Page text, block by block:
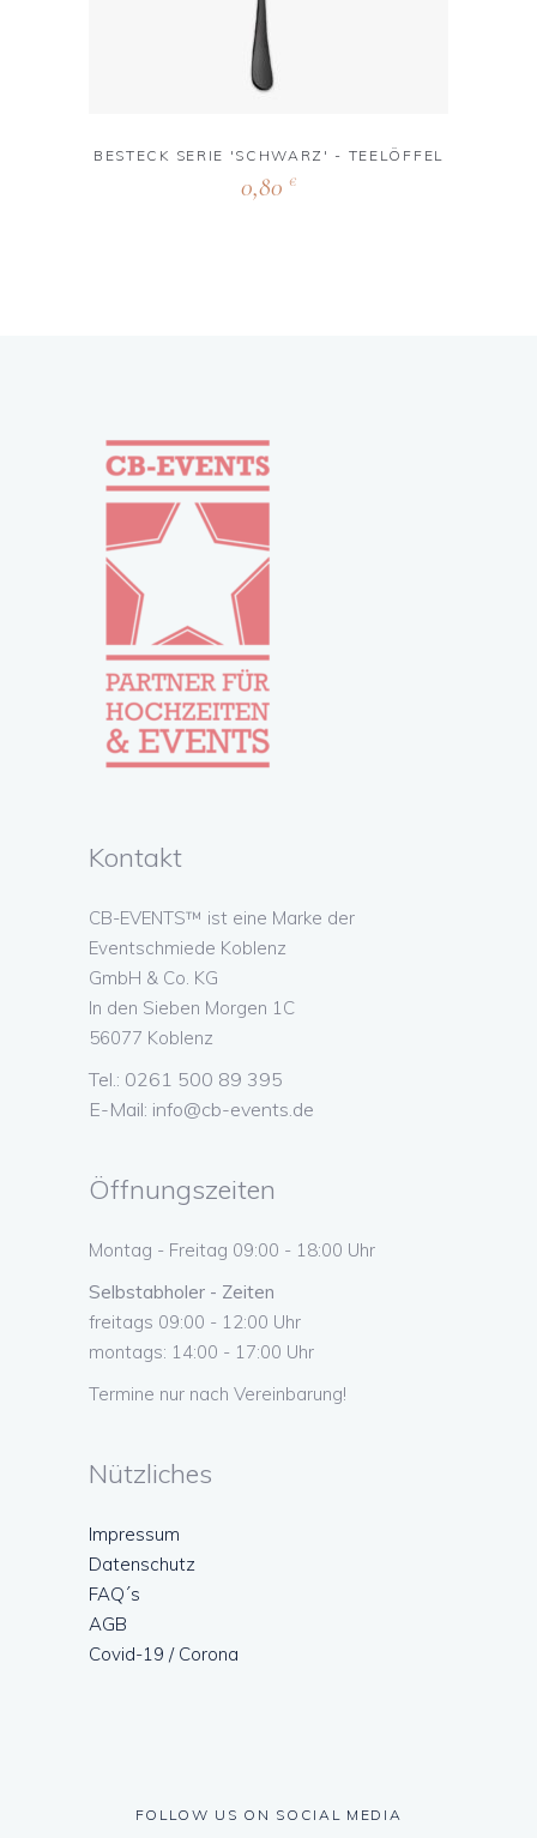
BESTECK SERIE 'SCHWARZ' - TEELÖFFEL
0,80 €
Kontakt
CB-EVENTS™ ist eine Marke der
Eventschmiede Koblenz
GmbH & Co. KG
In den Sieben Morgen 1C
56077 Koblenz
Tel.: 0261 500 89 395
E-Mail: info@cb-events.de
Öffnungszeiten
Montag - Freitag 09:00 - 18:00 Uhr
Selbstabholer - Zeiten
freitags 09:00 - 12:00 Uhr
montags: 14:00 - 17:00 Uhr
Termine nur nach Vereinbarung!
Nützliches
Impressum
Datenschutz
FAQ´s
AGB
Covid-19 / Corona
FOLLOW US ON SOCIAL MEDIA